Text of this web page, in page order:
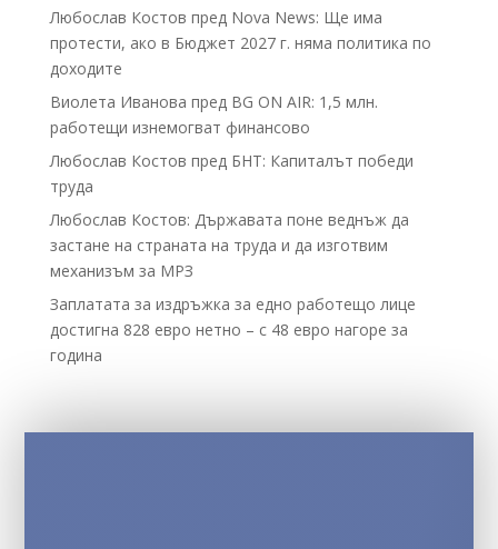
Любослав Костов пред Nova News: Ще има
протести, ако в Бюджет 2027 г. няма политика по
доходите
Виолета Иванова пред BG ON AIR: 1,5 млн.
работещи изнемогват финансово
Любослав Костов пред БНТ: Капиталът победи
труда
Любослав Костов: Държавата поне веднъж да
застане на страната на труда и да изготвим
механизъм за МРЗ
Заплатата за издръжка за едно работещо лице
достигна 828 евро нетно – с 48 евро нагоре за
година